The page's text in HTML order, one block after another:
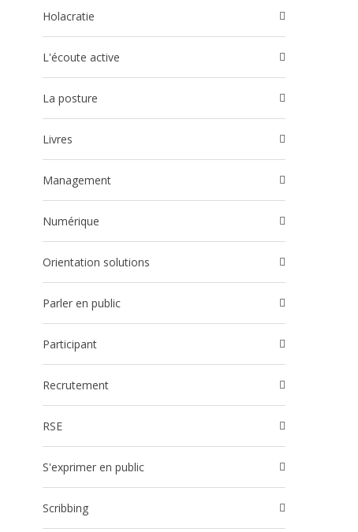
Holacratie
l'écoute active
La posture
Livres
Management
Numérique
Orientation solutions
Parler en public
participant
Recrutement
RSE
S'exprimer en public
Scribbing